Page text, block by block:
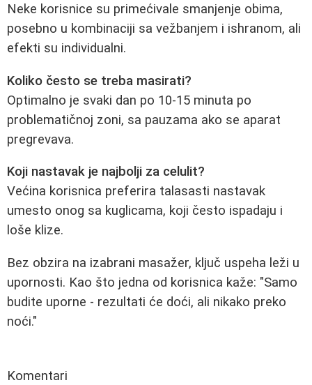
Neke korisnice su primećivale smanjenje obima,
posebno u kombinaciji sa vežbanjem i ishranom, ali
efekti su individualni.
Koliko često se treba masirati?
Optimalno je svaki dan po 10-15 minuta po
problematičnoj zoni, sa pauzama ako se aparat
pregrevava.
Koji nastavak je najbolji za celulit?
Većina korisnica preferira talasasti nastavak
umesto onog sa kuglicama, koji često ispadaju i
loše klize.
Bez obzira na izabrani masažer, ključ uspeha leži u
upornosti. Kao što jedna od korisnica kaže: "Samo
budite uporne - rezultati će doći, ali nikako preko
noći."
Komentari